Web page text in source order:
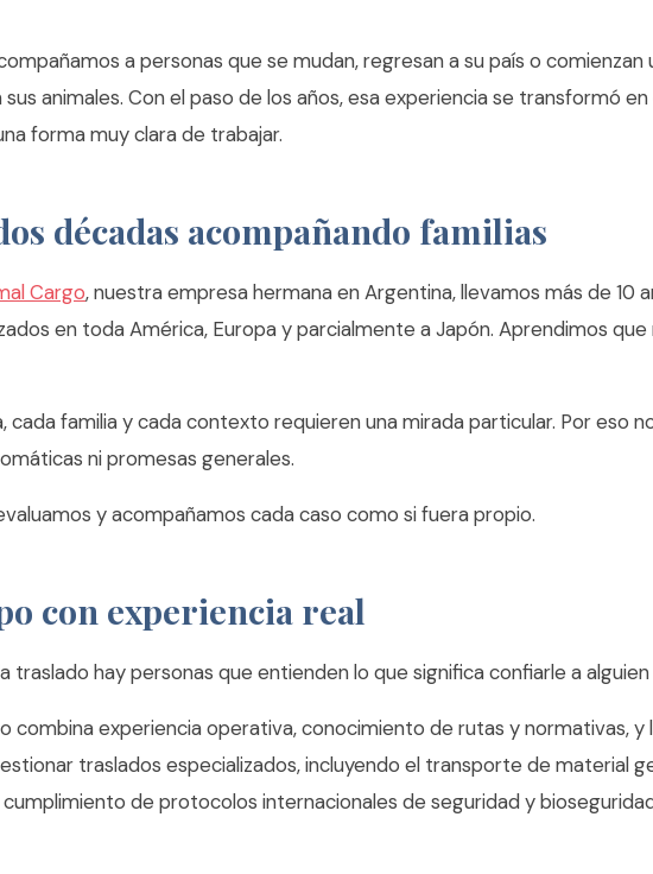
a personas que se mudan, regresan a su país o comienzan
animales. Con el paso de los años, esa experiencia se transformó
forma muy clara de trabajar.
décadas acompañando familias
Cargo, nuestra empresa hermana en Argentina, llevamos más de 10
en toda América, Europa y parcialmente a Japón. Aprendimos
cada familia y cada contexto requieren una mirada particular. Por eso
ni promesas generales.
y acompañamos cada caso como si fuera propio.
con experiencia real
traslado hay personas que entienden lo que significa confiarle a
combina experiencia operativa, conocimiento de rutas y normativas, y
traslados especializados, incluyendo el transporte de material
de protocolos internacionales de seguridad y